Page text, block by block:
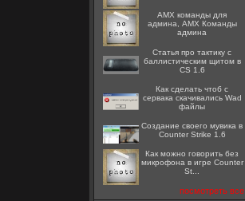
AMX команды для
админа, AMX Команды
админа
Статья про тактику с
баллистическим щитом в
CS 1.6
Как сделать чтоб с
сервака скачивались Wad
файлы
Создание своего мувика в
Counter Strike 1.6
Как можно говорить без
микрофона в игре Counter
St...
посмотреть все